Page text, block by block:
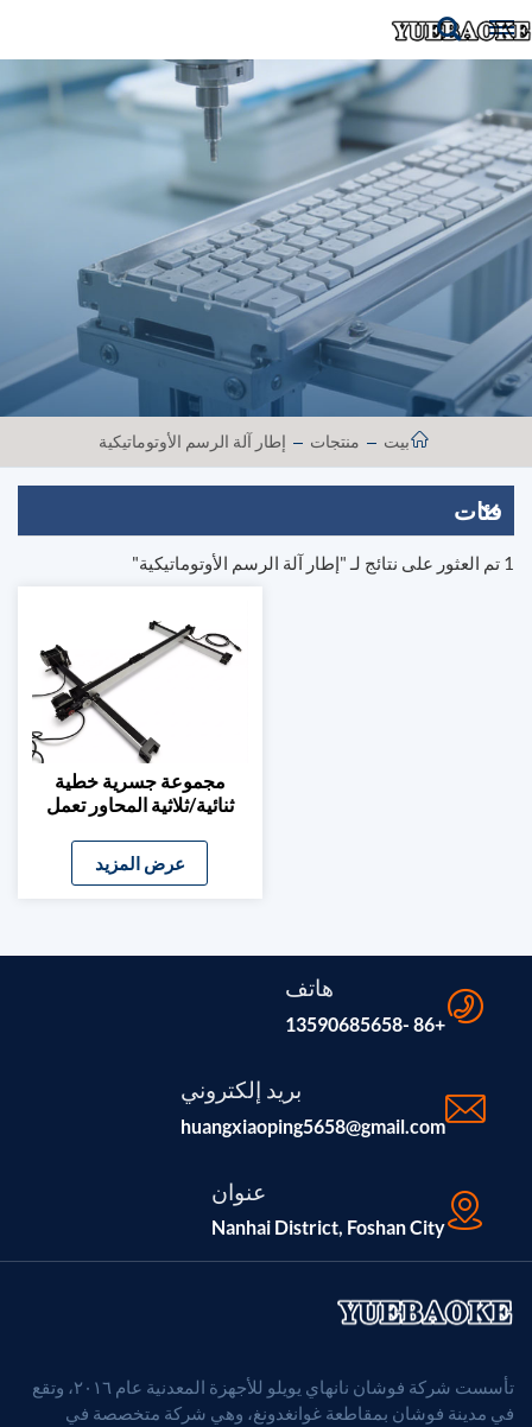
بيت منتجات إطار آلة الرسم الأوتوماتيكية
فئات
1 تم العثور على نتائج لـ "إطار آلة الرسم الأوتوماتيكية"
مجموعة جسرية خطية
ثنائية/ثلاثية المحاور تعمل
بنفسك، للنقش بالليزر وآلات
CNC
عرض المزيد
هاتف
+86 -13590685658
بريد إلكتروني
huangxiaoping5658@gmail.com
عنوان
Nanhai District, Foshan City
تأسست شركة فوشان نانهاي يويلو للأجهزة المعدنية عام ٢٠١٦، وتقع
في مدينة فوشان بمقاطعة غوانغدونغ، وهي شركة متخصصة في